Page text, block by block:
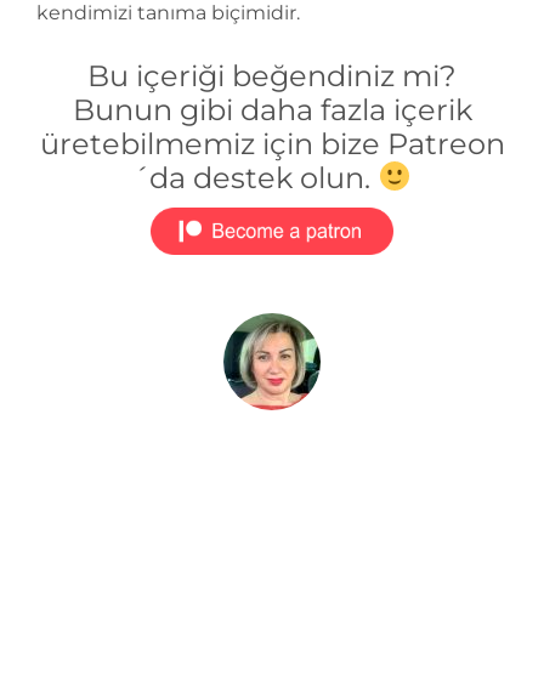
kendimizi tanıma biçimidir.
Bu içeriği beğendiniz mi?
Bunun gibi daha fazla içerik
üretebilmemiz için bize Patreon
´da destek olun.